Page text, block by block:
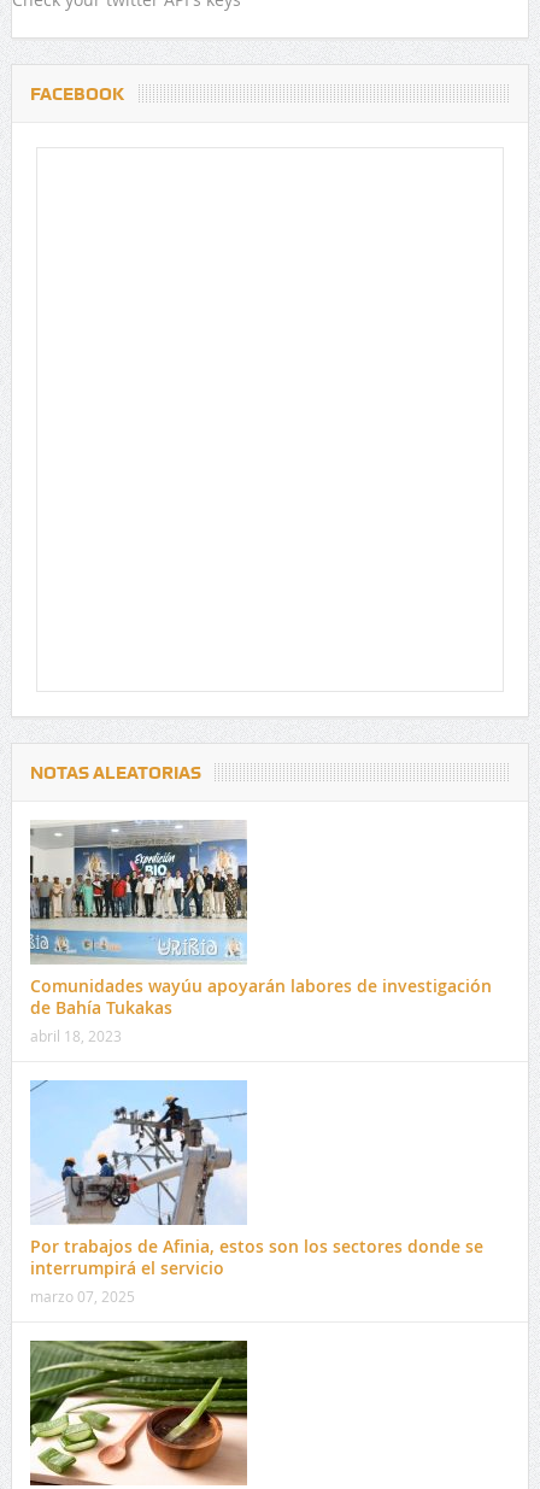
FACEBOOK
NOTAS ALEATORIAS
Comunidades wayúu apoyarán labores de investigación
de Bahía Tukakas
abril 18, 2023
Por trabajos de Afinia, estos son los sectores donde se
interrumpirá el servicio
marzo 07, 2025